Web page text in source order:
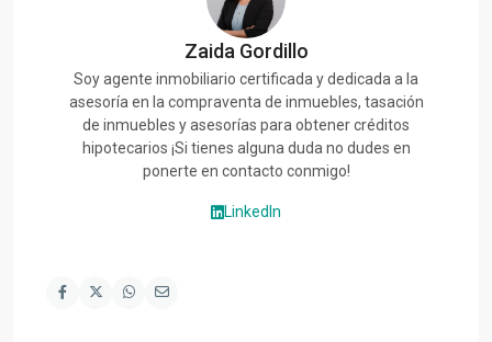
Zaida Gordillo
Soy agente inmobiliario certificada y dedicada a la
asesoría en la compraventa de inmuebles, tasación
de inmuebles y asesorías para obtener créditos
hipotecarios ¡Si tienes alguna duda no dudes en
ponerte en contacto conmigo!
LinkedIn